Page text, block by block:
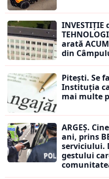
arată
din
Pitești. Se
Instituția
mai multe
ARGEȘ.
ani, prins
serviciului.
gestului